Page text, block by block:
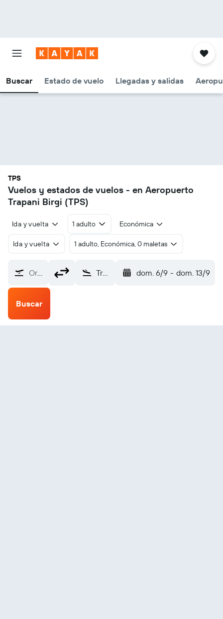
Buscar Estado de vuelo Llegadas y salidas
TPS
Vuelos y estados de vuelos - en Aeropuerto
Trapani Birgi (TPS)
Ida y vuelta 1 adulto Económica
Ida y vuelta 1 adulto, Económica, 0 maletas
Origen Trapani Birgi (TPS) dom. 6/9 - dom. 13/9
Buscar